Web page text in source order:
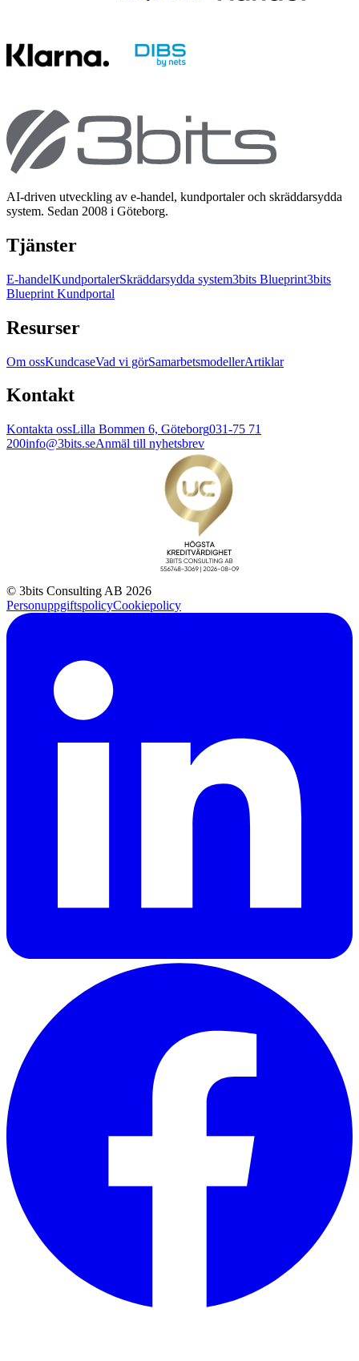
AI-driven utveckling av e-handel, kundportaler och skräddarsydda
system. Sedan 2008 i Göteborg.
Tjänster
E-handelKundportalerSkräddarsydda system3bits Blueprint3bits
Blueprint Kundportal
Resurser
Om ossKundcaseVad vi görSamarbetsmodellerArtiklar
Kontakt
Kontakta ossLilla Bommen 6, Göteborg031-75 71
200info@3bits.seAnmäl till nyhetsbrev
© 3bits Consulting AB 2026
PersonuppgiftspolicyCookiepolicy